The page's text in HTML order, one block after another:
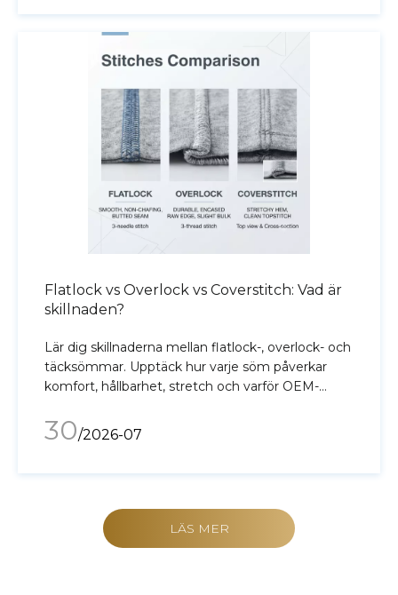
Flatlock vs Overlock vs Coverstitch: Vad är
skillnaden?
Lär dig skillnaderna mellan flatlock-, overlock- och
täcksömmar. Upptäck hur varje söm påverkar
komfort, hållbarhet, stretch och varför OEM-
underkläder, sportkläder och aktiva kläder.
30/2026-07
LÄS MER